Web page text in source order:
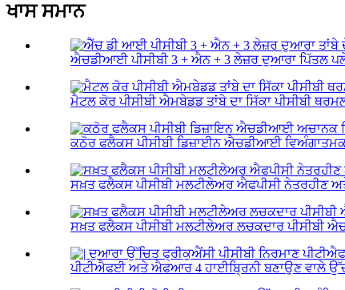
ਖਾਸ ਸਮਾਨ
ਐਚਡੀਆਈ ਪੀਸੀਬੀ 3 + ਐਨ + 3 ਲੇਜ਼ਰ ਦੁਆਰਾ ਪਿੱਤਲ
ਮੈਟਲ ਕੋਰ ਪੀਸੀਬੀ ਐਮਬੇਡਡ ਤਾਂਬੇ ਦਾ ਸਿੱਕਾ ਪੀਸੀਬੀ
ਕਠੋਰ ਫਲੈਕਸ ਪੀਸੀਬੀ ਡਿਜ਼ਾਈਨ ਐਚਡੀਆਈ
ਸਖ਼ਤ ਫਲੈਕਸ ਪੀਸੀਬੀ ਮਲਟੀਲੇਅਰ ਐਫਪੀਸੀ ਨੇਤਰਹੀਣ
ਸਖ਼ਤ ਫਲੈਕਸ ਪੀਸੀਬੀ ਮਲਟੀਲੇਅਰ ਲਚਕਦਾਰ ਪੀਸੀਬੀ
ਪੀਟੀਐਫਈ ਅਤੇ ਐਫਆਰ 4 ਹਾਈਬ੍ਰਿਨੀ ਬਣਾਉਣ ਵਾਲੇ ਉੱਚ